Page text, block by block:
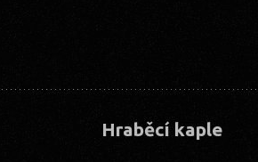
Hraběcí kaple